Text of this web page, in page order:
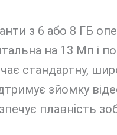
з 6 або 8 ГБ
на 13 Мп і
стандартну,
зйомку
плавність